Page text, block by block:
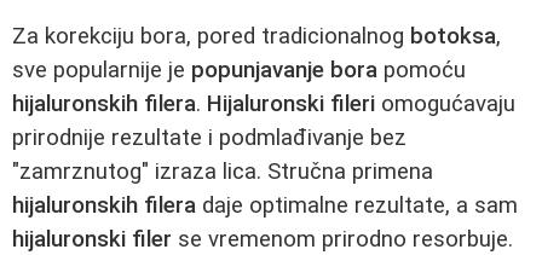
Za korekciju bora, pored tradicionalnog botoksa,
sve popularnije je popunjavanje bora pomoću
hijaluronskih filera. Hijaluronski fileri omogućavaju
prirodnije rezultate i podmlađivanje bez
"zamrznutog" izraza lica. Stručna primena
hijaluronskih filera daje optimalne rezultate, a sam
hijaluronski filer se vremenom prirodno resorbuje.